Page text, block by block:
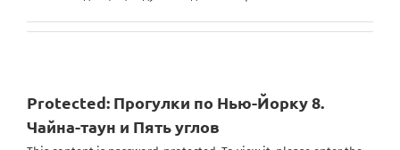
Protected: Прогулки по Нью-Йорку 8.
Чайна-таун и Пять углов